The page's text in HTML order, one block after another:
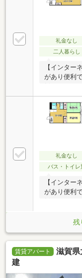
礼金なし
二人暮らし
【インター
があり便利
礼金なし
バス・トイレ
【インター
があり便利
婚さ
残
賃貸アパート
滋賀県
建